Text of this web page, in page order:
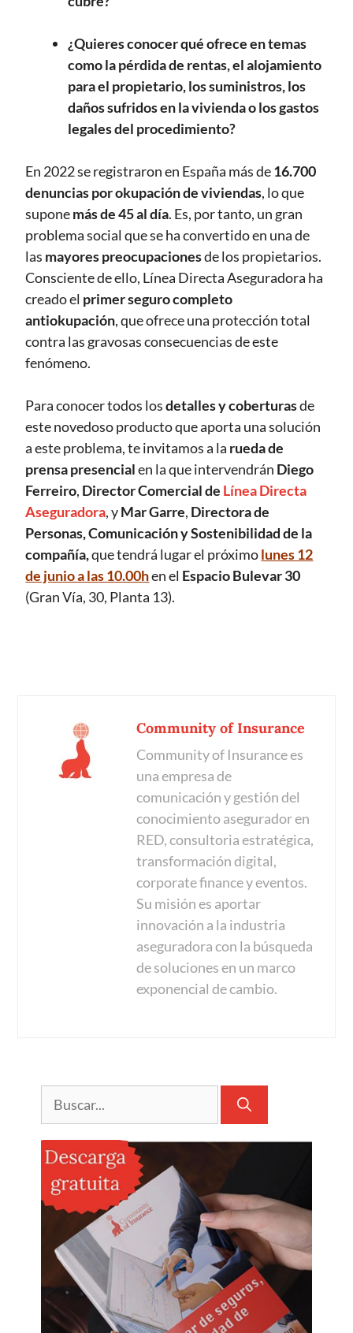
¿Quieres conocer qué ofrece en temas
como la pérdida de rentas, el alojamiento
para el propietario, los suministros, los
daños sufridos en la vivienda o los gastos
legales del procedimiento?
En 2022 se registraron en España más de16.700
denuncias por okupación de viviendas, lo que
suponemás de 45 al día. Es, por tanto, un gran
problema social que se ha convertido en una de
las mayores preocupacionesde los propietarios.
Consciente de ello, Línea Directa Aseguradora ha
creado el primer seguro completo
antiokupación, que ofrece una protección total
contra las gravosas consecuencias de este
fenómeno.
Para conocer todos losdetalles y coberturasde
este novedoso producto que aporta una solución
a este problema, te invitamos a la rueda de
prensa presencialen la que intervendrán Diego
Ferreiro, Director Comercial de Línea Directa
Aseguradora, yMar Garre, Directora de
Personas, Comunicación y Sostenibilidad de la
compañía,que tendrá lugar el próximolunes 12
de junio a las 10.00hen el Espacio Bulevar 30
(Gran Vía, 30, Planta 13).
Community of Insurance
Community of Insurance es
una empresa de
comunicación y gestión del
conocimiento asegurador en
RED, consultoria estratégica,
transformación digital,
corporate finance y eventos.
Su misión es aportar
innovación a la industria
aseguradora con la búsqueda
de soluciones en un marco
exponencial de cambio.